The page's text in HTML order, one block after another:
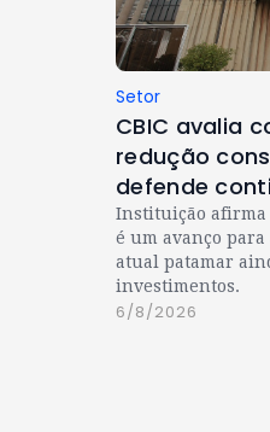
Setor
CBIC avalia
redução
defende
Instituição afirma
é um avanço para
atual patamar
investimentos.
6/8/2026